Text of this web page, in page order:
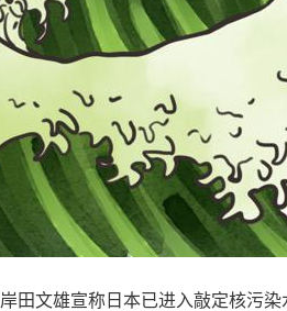
岸田文雄宣称日本已进入敲定核污